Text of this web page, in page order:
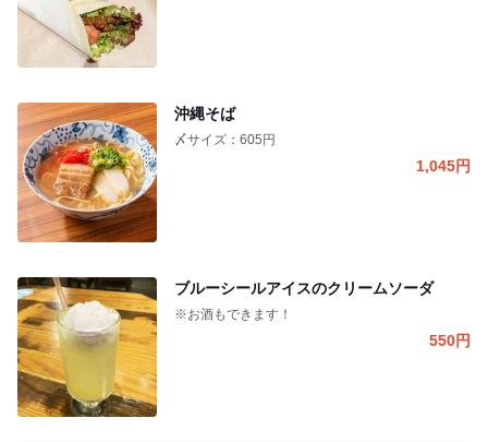
沖縄そば
〆サイズ：605円
1,045円
ブルーシールアイスのクリームソーダ
※お酒もできます！
550円